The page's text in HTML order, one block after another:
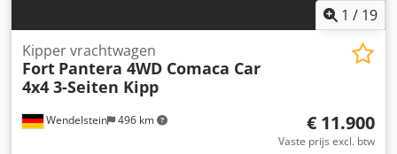
1 / 19
Wendelstein 496 km
Kipper vrachtwagen
Fort Pantera 4WD Comaca Car
4x4 3-Seiten Kipp
€ 11.900
Vaste prijs excl. btw